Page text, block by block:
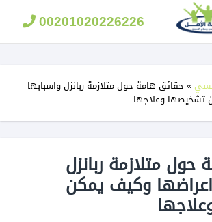
الامل
لعلاج
00201020226226
» حقائق هامة حول متلازمة ربانزل واسبابها
تشخيصها وعلاجها
متلازمة ربانزل
وكيف يمكن